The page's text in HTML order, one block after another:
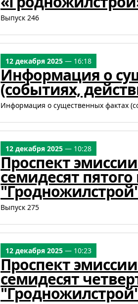
Выпуск 246
12 декабря 2025 — 16:18
Информация о
(событиях,
Информация о существенных фактах
12 декабря 2025 — 10:28
Проспект
семидесят
Выпуск 275
12 декабря 2025 — 10:23
Проспект
семидесят